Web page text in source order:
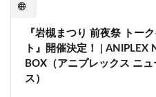
『岩槻まつり 前夜祭 トー
ト』開催決定！ | ANIPLEX
BOX（アニプレックス ニュ
ス）